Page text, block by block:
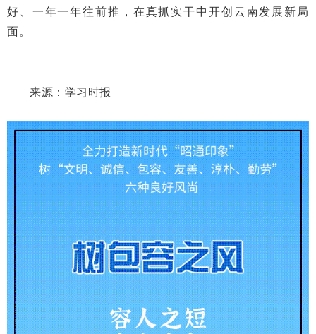
好、一年一年往前推，在真抓实干中开创云南发展新局
面。
来源：学习时报